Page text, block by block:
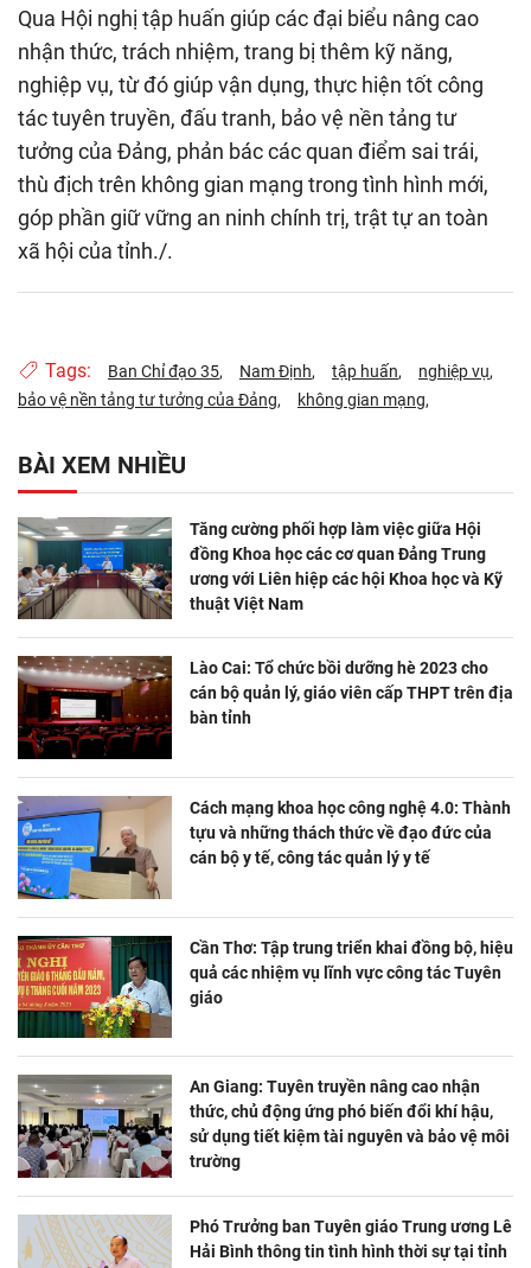
Qua Hội nghị tập huấn giúp các đại biểu nâng cao
nhận thức, trách nhiệm, trang bị thêm kỹ năng,
nghiệp vụ, từ đó giúp vận dụng, thực hiện tốt công
tác tuyên truyền, đấu tranh, bảo vệ nền tảng tư
tưởng của Đảng, phản bác các quan điểm sai trái,
thù địch trên không gian mạng trong tình hình mới,
góp phần giữ vững an ninh chính trị, trật tự an toàn
xã hội của tỉnh./.
Tags: Ban Chỉ đạo 35 Nam Định tập huấn
nghiệp vụ
bảo vệ nền tảng tư tưởng của Đảng
không gian mạng
BÀI XEM NHIỀU
Tăng cường phối hợp làm việc giữa Hội
đồng Khoa học các cơ quan Đảng Trung
ương với Liên hiệp các hội Khoa học và Kỹ
thuật Việt Nam
Lào Cai: Tổ chức bồi dưỡng hè 2023 cho
cán bộ quản lý, giáo viên cấp THPT trên địa
bàn tỉnh
Cách mạng khoa học công nghệ 4.0: Thành
tựu và những thách thức về đạo đức của
cán bộ y tế, công tác quản lý y tế
Cần Thơ: Tập trung triển khai đồng bộ, hiệu
quả các nhiệm vụ lĩnh vực công tác Tuyên
giáo
An Giang: Tuyên truyền nâng cao nhận
thức, chủ động ứng phó biến đổi khí hậu,
sử dụng tiết kiệm tài nguyên và bảo vệ môi
trường
Phó Trưởng ban Tuyên giáo Trung ương Lê
Hải Bình thông tin tình hình thời sự tại tỉnh